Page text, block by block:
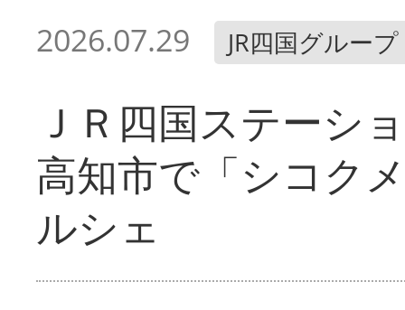
2026.07.29 JR四国グループ
ＪＲ四国ステー
高知市で「シコク
ルシェ